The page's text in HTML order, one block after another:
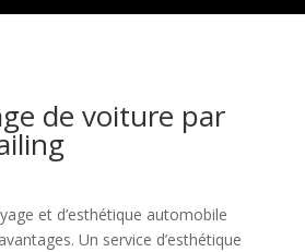
de voiture par
et d’esthétique automobile
Un service d’esthétique